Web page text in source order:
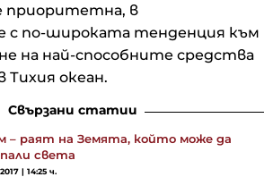
приоритетна, в
по-широката тенденция към
на най-способните средства
Тихия океан.
Свързани статии
– раят на Земята, който може да
света
| 14:25 ч.